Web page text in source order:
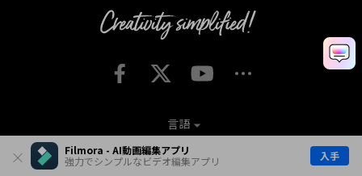
Filmora - AI動画編集アプリ
強力でシンプルなビデオ編集アプリ
入手
契約条件 プライバシー クッキーの設定 一般利用規約
言語